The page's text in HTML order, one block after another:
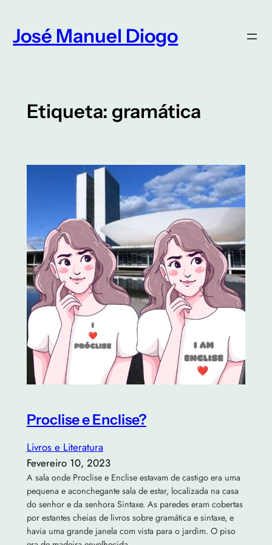
para
José Manuel Diogo
Etiqueta: gramática
Proclise e Enclise?
Livros e Literatura
Fevereiro 10, 2023
A sala onde Proclise e Enclise estavam de castigo era uma
pequena e aconchegante sala de estar, localizada na casa
do senhor e da senhora Sintaxe. As paredes eram cobertas
por estantes cheias de livros sobre gramática e sintaxe, e
havia uma grande janela com vista para o jardim. O piso